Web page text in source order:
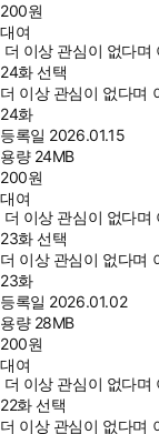
200원
대여
더 이상 관심이 없다
24화 선택
더 이상 관심이 없다며
24화
등록일 2026.01.15
용량 24MB
200원
대여
더 이상 관심이 없다
23화 선택
더 이상 관심이 없다며
23화
등록일 2026.01.02
용량 28MB
200원
대여
더 이상 관심이 없다
22화 선택
더 이상 관심이 없다며